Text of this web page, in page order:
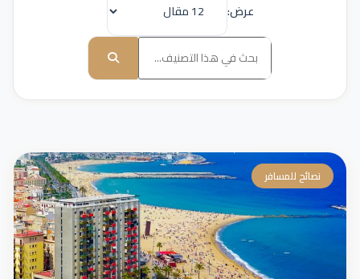
عرض:
نصائح للمسافر